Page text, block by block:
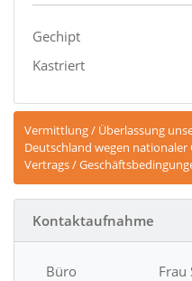
Gechipt
Kastriert
Vermittlung / Überlassung
Deutschland wegen
Vertrags /
Kontaktaufnahme
Büro
Frau